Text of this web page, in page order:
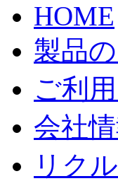
HOME
製品
ご利
会社
リク